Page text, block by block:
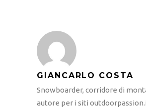
GIANCARLO COSTA
Snowboarder, corridore di
autore per i siti